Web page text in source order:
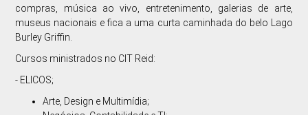
compras, música ao vivo, entretenimento, galerias de arte,
museus nacionais e fica a uma curta caminhada do belo Lago
Burley Griffin.
Cursos ministrados no CIT Reid:
- ELICOS;
Arte, Design e Multimídia;